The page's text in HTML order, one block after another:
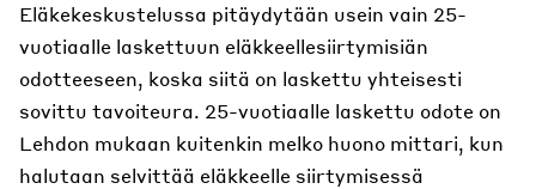
Eläkekeskustelussa pitäydytään usein vain 25-
vuotiaalle laskettuun eläkkeellesiirtymisiän
odotteeseen, koska siitä on laskettu yhteisesti
sovittu tavoiteura. 25-vuotiaalle laskettu odote on
Lehdon mukaan kuitenkin melko huono mittari, kun
halutaan selvittää eläkkeelle siirtymisessä